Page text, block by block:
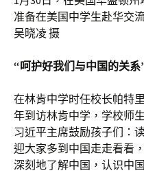
准备在美国中学生赴华交
吴晓凌 摄
“呵护好我们与中国的关系
在林肯中学时任校长帕特
年到访林肯中学，学校师
习近平主席鼓励孩子们：
迎大家多到中国走走看看
深刻地了解中国，认识中